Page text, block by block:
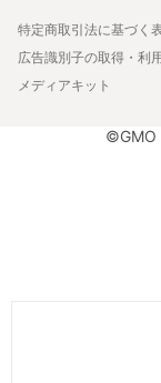
特定商取引法に基づく
広告識別子の取得・利用
メディアキット
©GMO